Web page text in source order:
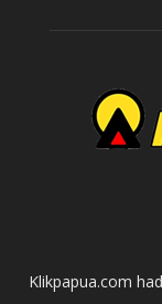
Klikpapua.com